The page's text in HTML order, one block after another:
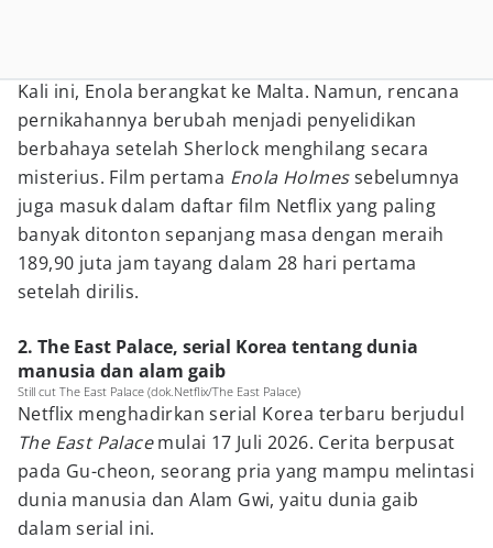
Kali ini, Enola berangkat ke Malta. Namun, rencana
pernikahannya berubah menjadi penyelidikan
berbahaya setelah Sherlock menghilang secara
misterius. Film pertama Enola Holmessebelumnya
juga masuk dalam daftar film Netflix yang paling
banyak ditonton sepanjang masa dengan meraih
189,90 juta jam tayang dalam 28 hari pertama
setelah dirilis.
2. The East Palace, serial Korea tentang dunia
manusia dan alam gaib
Still cut The East Palace (dok.Netflix/The East Palace)
Netflix menghadirkan serial Korea terbaru berjudul
The East Palacemulai 17 Juli 2026. Cerita berpusat
pada Gu-cheon, seorang pria yang mampu melintasi
dunia manusia dan Alam Gwi, yaitu dunia gaib
dalam serial ini.